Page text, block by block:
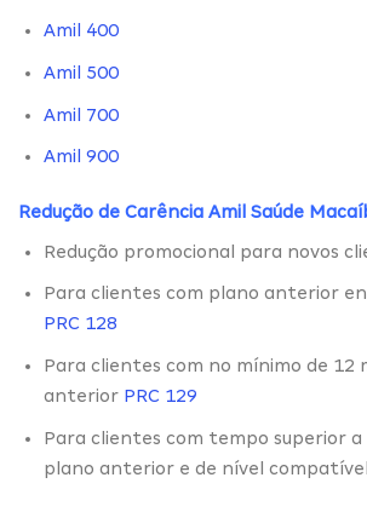
Amil 400
Amil 500
Amil 700
Amil 900
Redução de Carência Amil Saúde
Redução promocional para novos
Para clientes com plano anterior
PRC 128
Para clientes com no mínimo de 12
anterior PRC 129
Para clientes com tempo superior a
plano anterior e de nível compatível